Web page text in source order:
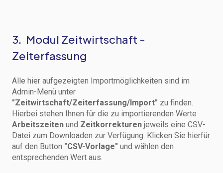
3. Modul Zeitwirtschaft -
Zeiterfassung
Alle hier aufgezeigten Importmöglichkeiten sind im
Admin-Menü unter
"Zeitwirtschaft/Zeiterfassung/Import" zu finden.
Hierbei stehen Ihnen für die zu importierenden Werte
Arbeitszeiten und Zeitkorrekturen jeweils eine CSV-
Datei zum Downloaden zur Verfügung. Klicken Sie hierfür
auf den Button "CSV-Vorlage" und wählen den
entsprechenden Wert aus.